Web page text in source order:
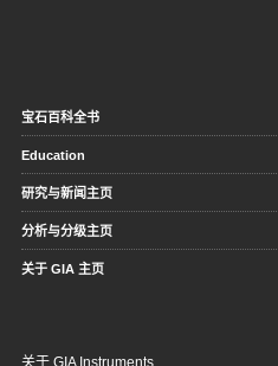
宝石百科全书
Education
研究与新闻主页
分析与分级主页
关于 GIA 主页
关于 GIA Instruments